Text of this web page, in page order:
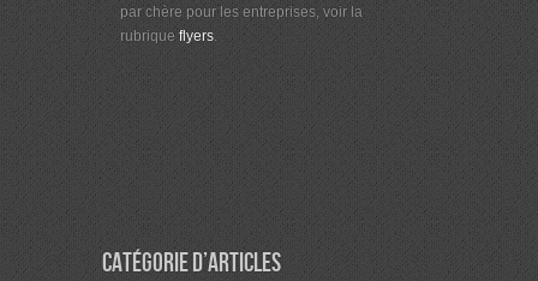
par chère pour les entreprises, voir la
rubrique flyers.
Catégorie d’articles